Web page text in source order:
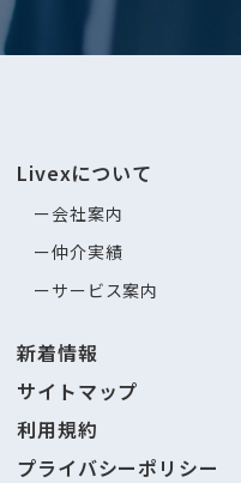
Livexについて
会社案内
仲介実績
サービス案内
新着情報
サイトマップ
利用規約
プライバシーポリシー